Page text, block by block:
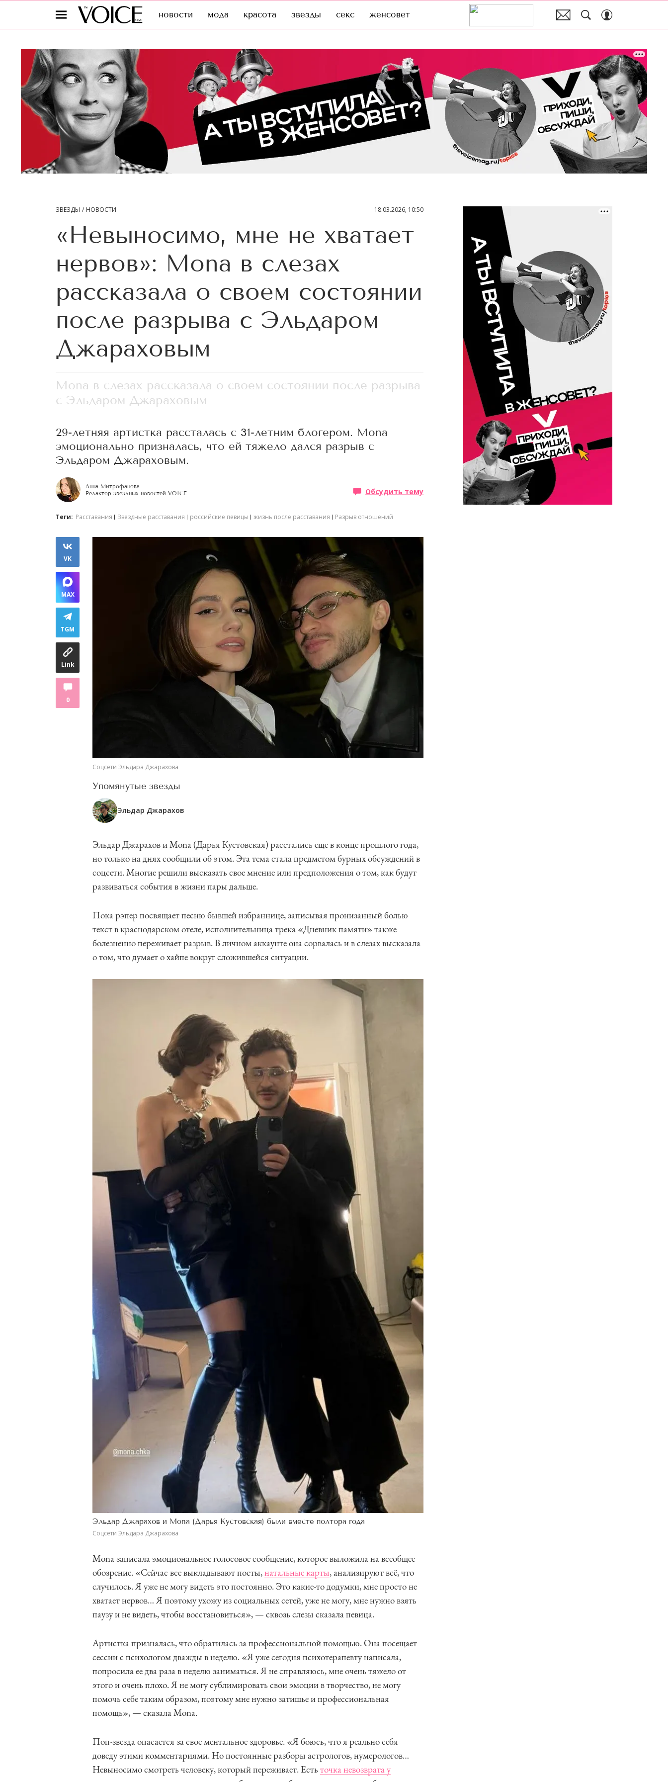
новости мода красота звезды секс женсовет
ЗВЕЗДЫ НОВОСТИ 18.03.2026, 10:50
«Невыносимо, мне не хватает
нервов»: Mona в слезах
рассказала о своем состоянии
после разрыва с Эльдаром
Джараховым
Mona в слезах рассказала о своем состоянии после разрыва
с Эльдаром Джараховым
29-летняя артистка рассталась с 31-летним блогером. Mona
эмоционально призналась, что ей тяжело дался разрыв с
Эльдаром Джараховым.
Анна Митрофанова
Редактор звездных новостей VOICE
Обсудить тему
Теги: Расставания Звездные расставания российские певицы жизнь после расставания Разрыв отношений
VK
MAX
TGM
Link
0
Соцсети Эльдара Джарахова
Упомянутые звезды
Эльдар Джарахов
Эльдар Джарахов и Mona (Дарья Кустовская) расстались еще в конце прошлого года,
но только на днях сообщили об этом. Эта тема стала предметом бурных обсуждений в
соцсети. Многие решили высказать свое мнение или предположения о том, как будут
развиваться события в жизни пары дальше.
Пока рэпер посвящает песню бывшей избраннице, записывая пронизанный болью
текст в краснодарском отеле, исполнительница трека «Дневник памяти» также
болезненно переживает разрыв. В личном аккаунте она сорвалась и в слезах высказала
о том, что думает о хайпе вокруг сложившейся ситуации.
Эльдар Джарахов и Mona (Дарья Кустовская) были вместе полтора года
Соцсети Эльдара Джарахова
Mona записала эмоциональное голосовое сообщение, которое выложила на всеобщее
обозрение. «Сейчас все выкладывают посты,натальные карты, анализируют всё, что
случилось. Я уже не могу видеть это постоянно. Это какие-то додумки, мне просто не
хватает нервов… Я поэтому ухожу из социальных сетей, уже не могу, мне нужно взять
паузу и не видеть, чтобы восстановиться», — сквозь слезы сказала певица.
Артистка призналась, что обратилась за профессиональной помощью. Она посещает
сессии с психологом дважды в неделю. «Я уже сегодня психотерапевту написала,
попросила ее два раза в неделю заниматься. Я не справляюсь, мне очень тяжело от
этого и очень плохо. Я не могу сублимировать свои эмоции в творчество, не могу
помочь себе таким образом, поэтому мне нужно затишье и профессиональная
помощь», — сказала Mona.
Поп-звезда опасается за свое ментальное здоровье. «Я боюсь, что я реально себя
доведу этими комментариями. Но постоянные разборы астрологов, нумерологов…
Невыносимо смотреть человеку, который переживает. Есть точка невозврата у